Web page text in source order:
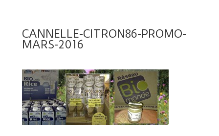
CANNELLE-CITRON86-PROMO-
MARS-2016